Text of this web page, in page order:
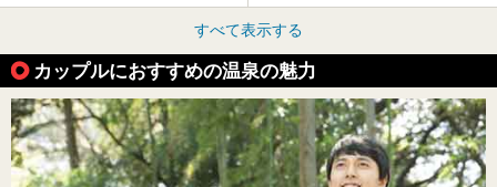
すべて表示する
カップルにおすすめの温泉の魅力